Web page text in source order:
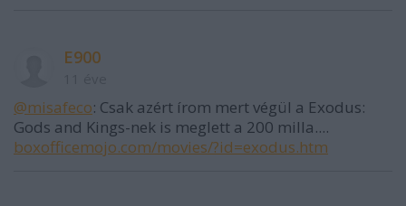
E900
@misafeco: Csak azért írom mert végül a Exodus:
Gods and Kings-nek is meglett a 200 milla....
boxofficemojo.com/movies/?id=exodus.htm